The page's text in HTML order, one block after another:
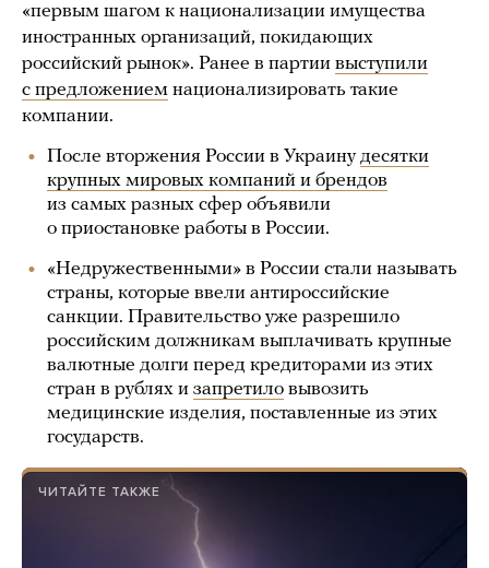
«первым шагом к национализации имущества
иностранных организаций, покидающих
российский рынок». Ранее в партии выступили
с предложением национализировать такие
компании.
После вторжения России в Украинудесятки
крупных мировых компаний и брендов
из самых разных сфер объявили
о приостановке работы в России.
«Недружественными» в России стали называть
страны, которые ввели антироссийские
санкции. Правительство уже разрешило
российским должникам выплачивать крупные
валютные долги перед кредиторами из этих
стран в рублях и запретило вывозить
медицинские изделия, поставленные из этих
государств.
ЧИТАЙТЕ ТАКЖЕ